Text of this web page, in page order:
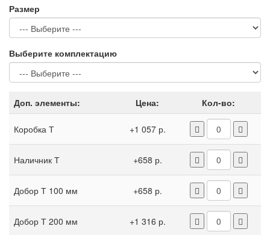
Размер
Выберите комплектацию
Доп. элементы: Цена: Кол-во:
Коробка Т +1 057 р.
Наличник Т +658 р.
Добор Т 100 мм +658 р.
Добор Т 200 мм +1 316 р.